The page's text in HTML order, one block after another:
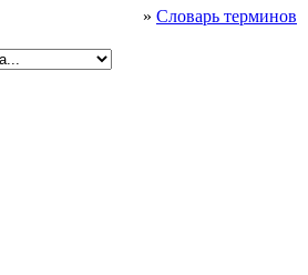
» Словарь терминов